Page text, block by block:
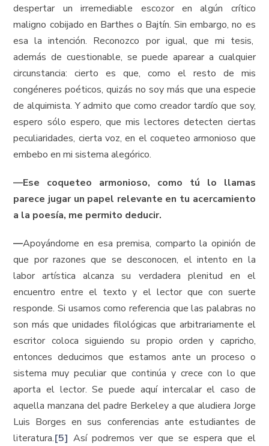
despertar un irremediable escozor en algún crítico
maligno cobijado en Barthes o Bajtín. Sin embargo, no es
esa la intención. Reconozco por igual, que mi tesis,
además de cuestionable, se puede aparear a cualquier
circunstancia: cierto es que, como el resto de mis
congéneres poéticos, quizás no soy más que una especie
de alquimista. Y admito que como creador tardío que soy,
espero sólo espero, que mis lectores detecten ciertas
peculiaridades, cierta voz, en el coqueteo armonioso que
embebo en mi sistema alegórico.
—Ese coqueteo armonioso, como tú lo llamas
parece jugar un papel relevante en tu acercamiento
a la poesía, me permito deducir.
—Apoyándome en esa premisa, comparto la opinión de
que por razones que se desconocen, el intento en la
labor artística alcanza su verdadera plenitud en el
encuentro entre el texto y el lector que con suerte
responde. Si usamos como referencia que las palabras no
son más que unidades filológicas que arbitrariamente el
escritor coloca siguiendo su propio orden y capricho,
entonces deducimos que estamos ante un proceso o
sistema muy peculiar que continúa y crece con lo que
aporta el lector. Se puede aquí intercalar el caso de
aquella manzana del padre Berkeley a que aludiera Jorge
Luis Borges en sus conferencias ante estudiantes de
literatura.[5] Así podremos ver que se espera que el